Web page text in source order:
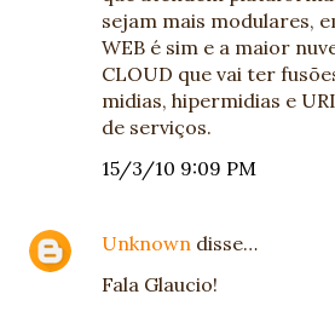
sejam mais modulares,
WEB é sim e a maior
CLOUD que vai ter
midias, hipermidias e
de serviços.
15/3/10 9:09 PM
Unknown disse…
Fala Glaucio!